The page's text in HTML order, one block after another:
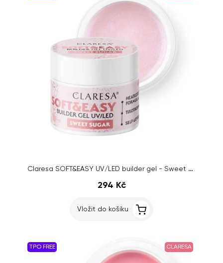
Claresa SOFT&EASY UV/LED builder gel - Sweet Sugar, 45g
294 Kč
Vložit do košíku
TPO FREE CLARESA